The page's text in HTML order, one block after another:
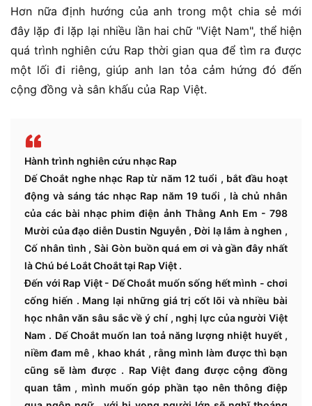
Hơn nữa định hướng của anh trong một chia sẻ mới
đây lặp đi lặp lại nhiều lần hai chữ "Việt Nam", thể hiện
quá trình nghiên cứu Rap thời gian qua để tìm ra được
một lối đi riêng, giúp anh lan tỏa cảm hứng đó đến
cộng đồng và sân khấu của Rap Việt.
Hành trình nghiên cứu nhạc Rap
Dế Choắt nghe nhạc Rap từ năm 12 tuổi , bắt đầu hoạt
động và sáng tác nhạc Rap năm 19 tuổi , là chủ nhân
của các bài nhạc phim điện ảnh Thằng Anh Em - 798
Mười của đạo diễn Dustin Nguyễn , Đời lạ lắm à nghen ,
Cố nhân tình , Sài Gòn buồn quá em ơi và gần đây nhất
là Chú bé Loắt Choắt tại Rap Việt .
Đến với Rap Việt - Dế Choắt muốn sống hết mình - chơi
cống hiến . Mang lại những giá trị cốt lõi và nhiều bài
học nhân văn sâu sắc về ý chí , nghị lực của người Việt
Nam . Dế Choắt muốn lan toả năng lượng nhiệt huyết ,
niềm đam mê , khao khát , rằng mình làm được thì bạn
cũng sẽ làm được . Rap Việt đang được cộng đồng
quan tâm , mình muốn góp phần tạo nên thông điệp